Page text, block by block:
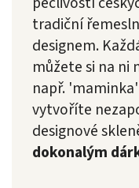
tradiční
designem.
můžete si na ni
např.
vytvoříte
designové
dokonalým